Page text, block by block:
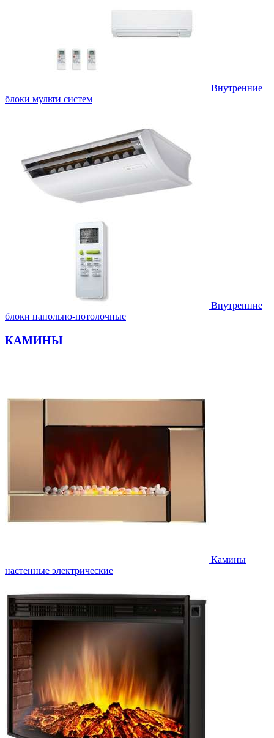
Внутренние
блоки мульти систем
Внутренние
блоки напольно-потолочные
КАМИНЫ
Камины
настенные электрические